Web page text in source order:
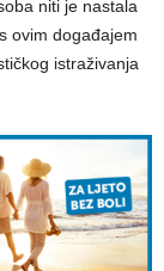
niti je nastala
ovim događajem
istraživanja